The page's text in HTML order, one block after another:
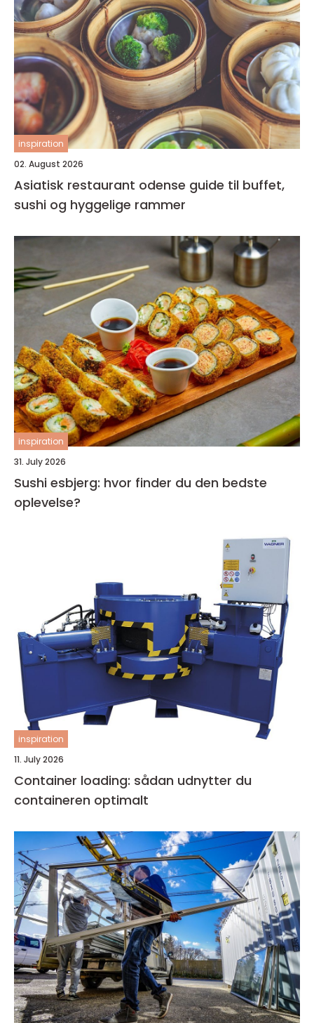
inspiration
02. August 2026
Asiatisk restaurant odense guide til buffet,
sushi og hyggelige rammer
inspiration
31. July 2026
Sushi esbjerg: hvor finder du den bedste
oplevelse?
inspiration
11. July 2026
Container loading: sådan udnytter du
containeren optimalt